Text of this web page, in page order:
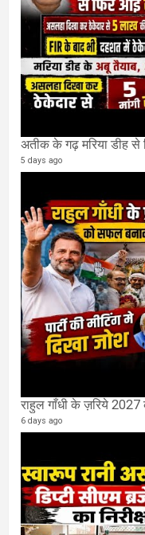
5 days ago
6 days ago